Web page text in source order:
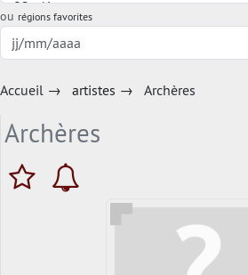
ou régions favorites
Accueil → artistes → Archères
Archères